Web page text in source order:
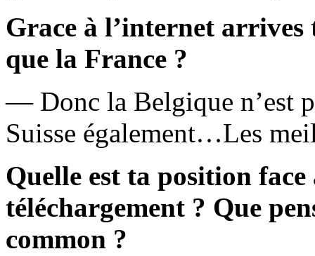
Grace à l’internet
que la France ?
— Donc la Belgique n’est
Suisse également…Les
Quelle est ta position
téléchargement ? Que
common ?